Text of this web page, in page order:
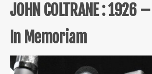
JOHN COLTRANE : 1926
In Memoriam